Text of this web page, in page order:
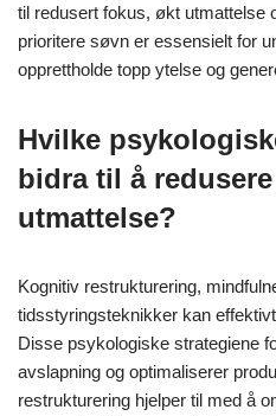
til redusert fokus, økt utmattelse
prioritere søvn er essensielt for
opprettholde topp ytelse og
Hvilke
bidra til å
utmattelse?
Kognitiv restrukturering,
tidsstyringsteknikker kan
Disse psykologiske strategiene
avslapning og optimaliserer
restrukturering hjelper til med å